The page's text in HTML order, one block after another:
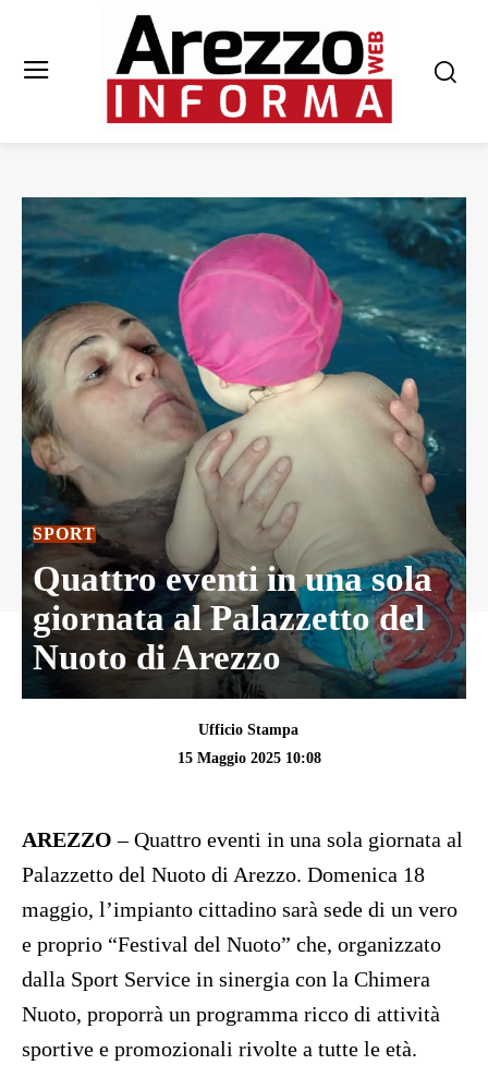
SPORT
Quattro eventi in una sola
giornata al Palazzetto del
Nuoto di Arezzo
Ufficio Stampa
15 Maggio 2025 10:08
AREZZO– Quattro eventi in una sola giornata al
Palazzetto del Nuoto di Arezzo. Domenica 18
maggio, l’impianto cittadino sarà sede di un vero
e proprio “Festival del Nuoto” che, organizzato
dalla Sport Service in sinergia con la Chimera
Nuoto, proporrà un programma ricco di attività
sportive e promozionali rivolte a tutte le età.